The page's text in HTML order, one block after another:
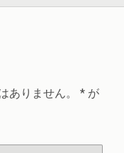
ありません。 * が